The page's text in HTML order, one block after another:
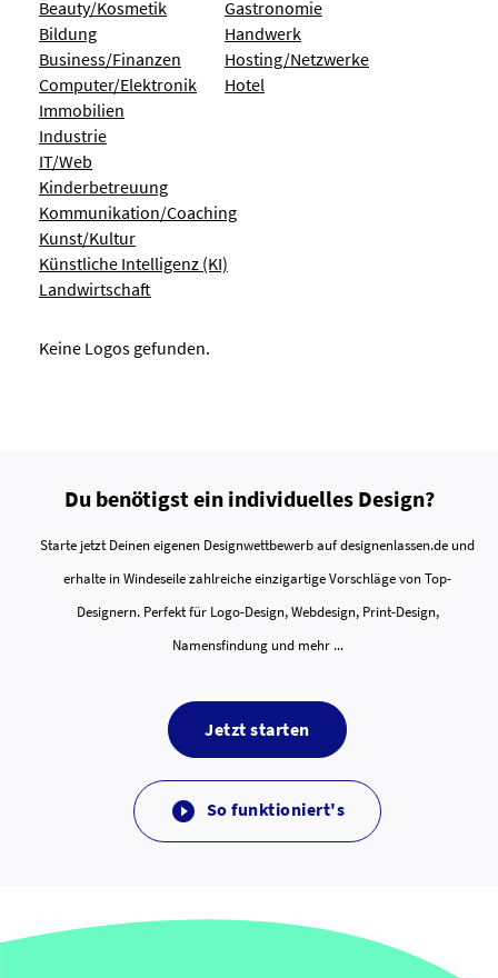
Beauty/Kosmetik
Bildung
Business/Finanzen
Computer/Elektronik
Gastronomie
Handwerk
Hosting/Netzwerke
Hotel
Immobilien
Industrie
IT/Web
Kinderbetreuung
Kommunikation/Coaching
Kunst/Kultur
Künstliche Intelligenz (KI)
Landwirtschaft
Keine Logos gefunden.
Du benötigst ein individuelles Design?
Starte jetzt Deinen eigenen Designwettbewerb auf designenlassen.de und
erhalte in Windeseile zahlreiche einzigartige Vorschläge von Top-
Designern. Perfekt für Logo-Design, Webdesign, Print-Design,
Namensfindung und mehr ...
Jetzt starten
 So funktioniert's